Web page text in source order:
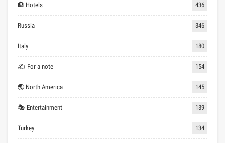
🏨 Hotels 436
Russia 346
Italy 180
✍ For a note 154
🌏 North America 145
🎭 Entertainment 139
Turkey 134